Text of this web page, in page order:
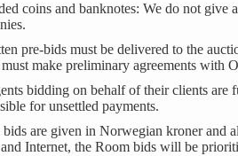
coins and banknotes: We do not give
pre-bids must be delivered to the
make preliminary agreements with
bidding on behalf of their clients are
for unsettled payments.
are given in Norwegian kroner and
Internet, the Room bids will be